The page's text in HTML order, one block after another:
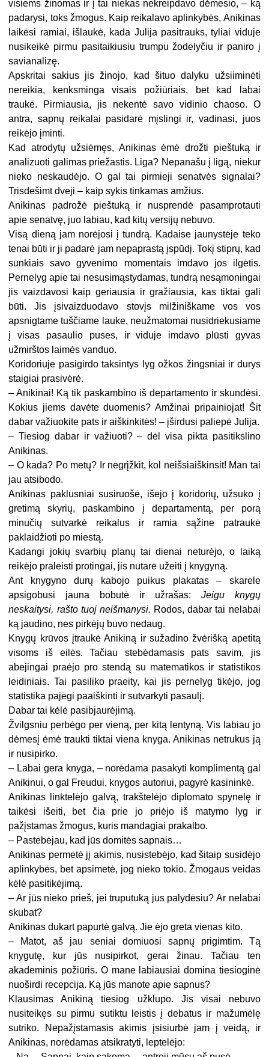
visiems žinomas ir į tai niekas nekreipdavo dėmesio, – ką
padarysi, toks žmogus. Kaip reikalavo aplinkybės, Anikinas
laikėsi ramiai, išlaukė, kada Julija pasitrauks, tyliai viduje
nusikeikė pirmu pasitaikiusiu trumpu žodelyčiu ir paniro į
savianalizę.
Apskritai sakius jis žinojo, kad šituo dalyku užsiiminėti
nereikia, kenksminga visais požiūriais, bet kad labai
traukė. Pirmiausia, jis nekentė savo vidinio chaoso. O
antra, sapnų reikalai pasidarė mįslingi ir, vadinasi, juos
reikėjo įminti.
Kad atrodytų užsiėmęs, Anikinas ėmė drožti pieštuką ir
analizuoti galimas priežastis. Liga? Nepanašu į ligą, niekur
nieko neskaudėjo. O gal tai pirmieji senatvės signalai?
Trisdešimt dveji – kaip sykis tinkamas amžius.
Anikinas padrožė pieštuką ir nusprendė pasamprotauti
apie senatvę, juo labiau, kad kitų versijų nebuvo.
Visą dieną jam norėjosi į tundrą. Kadaise jaunystėje teko
tenai būti ir ji padarė jam nepaprastą įspūdį. Tokį stiprų, kad
sunkiais savo gyvenimo momentais imdavo jos ilgėtis.
Pernelyg apie tai nesusimąstydamas, tundrą nesąmoningai
jis vaizdavosi kaip geriausia ir gražiausia, kas tiktai gali
būti. Jis įsivaizduodavo stovįs milžiniškame vos vos
apsnigtame tuščiame lauke, neužmatomai nusidriekusiame
į visas pasaulio puses, ir viduje imdavo plūsti gyvas
užmirštos laimės vanduo.
Koridoriuje pasigirdo taksintys lyg ožkos žingsniai ir durys
staigiai prasivėrė.
– Anikinai! Ką tik paskambino iš departamento ir skundėsi.
Kokius jiems davėte duomenis? Amžinai pripainiojat! Šit
dabar važiuokite pats ir aiškinkitės! – įširdusi paliepė Julija.
– Tiesiog dabar ir važiuoti? – dėl visa pikta pasitikslino
Anikinas.
– O kada? Po metų? Ir negrįžkit, kol neišsiaiškinsit! Man tai
jau atsibodo.
Anikinas paklusniai susiruošė, išėjo į koridorių, užsuko į
gretimą skyrių, paskambino į departamentą, per porą
minučių sutvarkė reikalus ir ramia sąžine patraukė
paklaidžioti po miestą.
Kadangi jokių svarbių planų tai dienai neturėjo, o laiką
reikėjo praleisti protingai, jis nutarė užeiti į knygyną.
Ant knygyno durų kabojo puikus plakatas – skarele
apsigobusi jauna bobutė ir užrašas: Jeigu knygų
neskaitysi, rašto tuoj neišmanysi. Rodos, dabar tai nelabai
ką jaudino, nes pirkėjų buvo nedaug.
Knygų krūvos įtraukė Anikiną ir sužadino žvėrišką apetitą
visoms iš eilės. Tačiau stebėdamasis pats savim, jis
abejingai praėjo pro stendą su matematikos ir statistikos
leidiniais. Tai pasiliko praeity, kai jis pernelyg tikėjo, jog
statistika pajėgi paaiškinti ir sutvarkyti pasaulį.
Dabar tai kėlė pasibjaurėjimą.
Žvilgsniu perbėgo per vieną, per kitą lentyną. Vis labiau jo
dėmesį ėmė traukti tiktai viena knyga. Anikinas netrukus ją
ir nusipirko.
– Labai gera knyga, – norėdama pasakyti komplimentą gal
Anikinui, o gal Freudui, knygos autoriui, pagyrė kasininkė.
Anikinas linktelėjo galvą, trakštelėjo diplomato spynelę ir
taikėsi išeiti, bet čia prie jo priėjo iš matymo lyg ir
pažįstamas žmogus, kuris mandagiai prakalbo.
– Pastebėjau, kad jūs domitės sapnais…
Anikinas permetė jį akimis, nusistebėjo, kad šitaip susidėjo
aplinkybės, bet apsimetė, jog nieko tokio. Žmogaus veidas
kėlė pasitikėjimą.
– Ar jūs nieko prieš, jei truputuką jus palydėsiu? Ar nelabai
skubat?
Anikinas dukart papurtė galvą. Jie ėjo greta vienas kito.
– Matot, aš jau seniai domiuosi sapnų prigimtim. Tą
knygutę, kur jūs nusipirkot, gerai žinau. Tačiau ten
akademinis požiūris. O mane labiausiai domina tiesioginė
nuoširdi recepcija. Ką jūs manote apie sapnus?
Klausimas Anikiną tiesiog užklupo. Jis visai nebuvo
nusiteikęs su pirmu sutiktu leistis į debatus ir mažumėlę
sutriko. Nepažįstamasis akimis įsisiurbė jam į veidą, ir
Anikinas, norėdamas atsikratyti, leptelėjo: